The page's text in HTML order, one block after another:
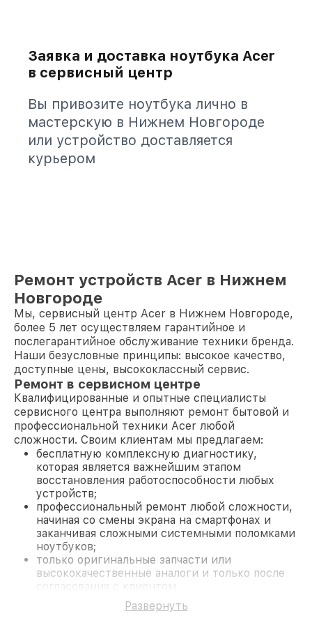
Заявка и доставка ноутбука Acer
в сервисный центр
Вы привозите ноутбука лично в
мастерскую в Нижнем Новгороде
или устройство доставляется
курьером
Ремонт устройств Acer в Нижнем
Новгороде
Мы, сервисный центр Acer в Нижнем Новгороде,
более 5 лет осуществляем гарантийное и
послегарантийное обслуживание техники бренда.
Наши безусловные принципы: высокое качество,
доступные цены, высококлассный сервис.
Ремонт в сервисном центре
Квалифицированные и опытные специалисты
сервисного центра выполняют ремонт бытовой и
профессиональной техники Acer любой
сложности. Своим клиентам мы предлагаем:
бесплатную комплексную диагностику,
которая является важнейшим этапом
восстановления работоспособности любых
устройств;
профессиональный ремонт любой сложности,
начиная со смены экрана на смартфонах и
заканчивая сложными системными поломками
ноутбуков;
только оригинальные запчасти или
высококачественные аналоги и только после
согласования с клиентом.
На все работы и замененные комплектующие
предоставляется длительная гарантия. В случае
Развернуть